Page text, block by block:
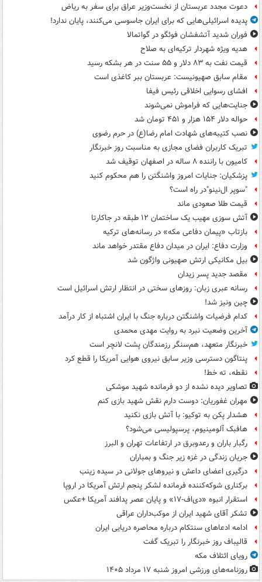
دعوت مجدد عربستان از نخست‌وزیر عراق برای سفر به ریاض
پدیده اسرائیلی‌هایی که برای ایران جاسوسی می‌کنند، پایان ندارد!
فوران شدید آتشفشان فوئگو در گواتمالا
هدیه ویژه شهردار ترکیه‌ای به صلاح
قیمت نفت به ۸۳ دلار و ۵۵ سنت در هر بشکه رسید
مقام سابق صهیونیست: عربستان ببر کاغذی است
افشای رسوایی اخلاقی رئیس فیفا
جنایت‌هایی که فراموش نمی‌شوند
حواله دلار ۱۵۴ هزار و ۴۵۱ تومان شد
نصب کتیبه‌های شهادت امام رضا(ع) در حرم رضوی
تبریک کاربران فضای مجازی به مناسبت روز خبرنگار
کامیون با راننده ۸ ساله در اصفهان توقیف شد
پزشکیان: جنایات امروز واشنگتن را هم محکوم کنید
"سوپر ال‌نینو"در راه است؟
قیمت طلا صعودی ماند
آتش سوزی مهیب یک ساختمان ۱۲ طبقه در جاکارتا
بازتاب «پیمان دفاعی مکه» در رسانه‌های ترکیه
وزارت دفاع: ایران در میدان دفاع مقتدر خواهد ماند
بیل مکانیکی ارتش صهیونی واژگون شد
مقصد جدید پسر زیدان
رسانه عبری زبان: روزهای سختی در انتظار ارتش اسرائیل است
چین ونیز شد!
کدام فرضیات واشنگتن درباره جنگ با ایران اشتباه از کار درآمد
آخرین وضعیت نبرد به روایت مهدی محمدی
خبرنگار متعهد، هم‌سنگر رزمندگان پشت لانچر است
پنتاگون دسترسی وزیر سابق نیروی هوایی آمریکا را قطع کرد
نقطه، ته خط!
تصاویر دیده‌ نشده از دو فرمانده شهید موشکی
مهران غفوریان: دوست دارم نقش شهید بازی کنم
هشدار پکن به توکیو: با آتش بازی نکنید
هافبک آلومینیوم، پرسپولیسی می‌شود؟
رگبار باران و رعدوبرق در ارتفاعات تهران و البرز
جریان زندگی در غزه زیر جنگ و بمباران
درگیری اعضای داعش و نیروهای جولانی در سیده زینب
برکناری شوکه‌کننده فرمانده لشکر پنجم ارتش آمریکا در اروپا
استقرار انبوه «دی‌اف‑۱۷» و پایان عصر پدافند آمریکا +عکس
تشکر آقای شهید ایران از موکب‌داران عراقی
ادامه ادعاهای سنتکام درباره محاصره دریایی ایران
قالیباف روز خبرنگار را تبریک گفت
رویای ائتلاف مکه
روزنامه‌های ورزشی امروز ‌شنبه ۱۷ مرداد ۱۴۰۵